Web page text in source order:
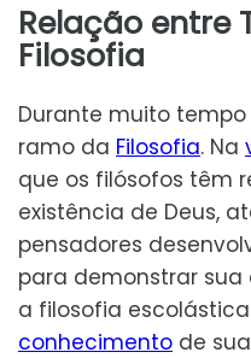
Relação entre
Filosofia
Durante muito
ramo da Filosofia. Na
que os filósofos têm
existência de Deus,
pensadores
para demonstrar sua
a filosofia
conhecimento de